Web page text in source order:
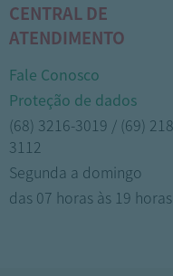
CENTRAL DE
ATENDIMENTO
Fale Conosco
Proteção de dados
(68) 3216-3019 / (69)
3112
Segunda a domingo
das 07 horas às 19